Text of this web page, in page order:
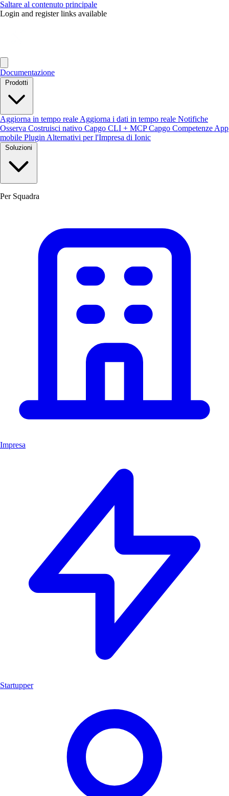
Saltare al contenuto principale
Login and register links available
Documentazione
Prodotti
Aggiorna in tempo reale Aggiorna i dati in tempo reale Notifiche
Osserva Costruisci nativo Capgo CLI + MCPCapgo Competenze App
mobile Plugin Alternativi per l'Impresa di Ionic
Soluzioni
Per Squadra
Impresa
Startupper